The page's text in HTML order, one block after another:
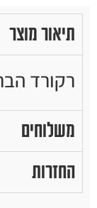
תיאור מוצר
רקורד
משלוחים
החזרות